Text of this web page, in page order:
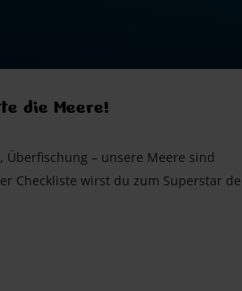
die Meere!
Überfischung – unsere Meere sind
Checkliste wirst du zum Superstar